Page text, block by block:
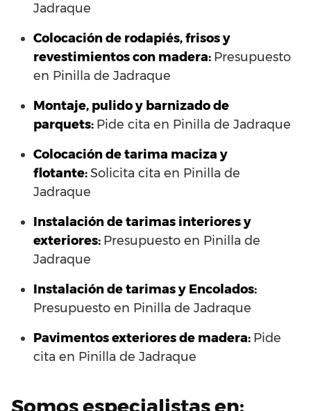
Jadraque
Colocación de rodapiés, frisos y
revestimientos con madera: Presupuesto
en Pinilla de Jadraque
Montaje, pulido y barnizado de
parquets: Pide cita en Pinilla de Jadraque
Colocación de tarima maciza y
flotante:Solicita cita en Pinilla de
Jadraque
Instalación de tarimas interiores y
exteriores: Presupuesto en Pinilla de
Jadraque
Instalación de tarimas y Encolados:
Presupuesto en Pinilla de Jadraque
Pavimentos exteriores de madera: Pide
cita en Pinilla de Jadraque
Somos especialistas en: